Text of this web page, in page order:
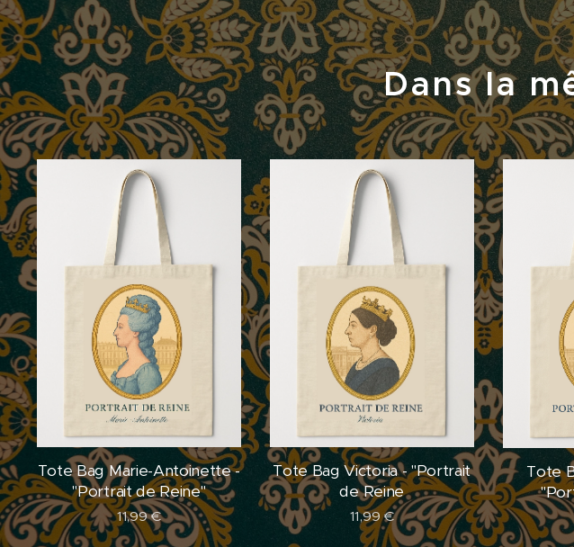
Dans la
Tote Bag Marie-Antoinette -
"Portrait de Reine"
11,99€
Tote Bag Victoria - "Portrait
de Reine
11,99€
Tote